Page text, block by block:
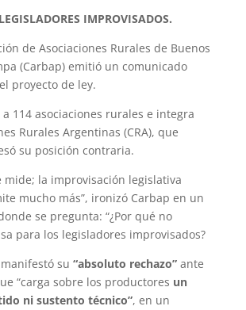
IMPROVISADOS.
de Asociaciones Rurales de Buenos
(Carbap) emitió un comunicado
proyecto de ley.
114 asociaciones rurales e integra
Rurales Argentinas (CRA), que
su posición contraria.
mide; la improvisación legislativa
mucho más”, ironizó Carbap en un
se pregunta: “¿Por qué no
para los legisladores improvisados?
su “absoluto rechazo”ante
“carga sobre los productores un
ni sustento técnico”, en un